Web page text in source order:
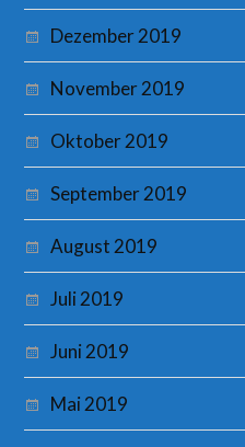
Dezember 2019
November 2019
Oktober 2019
September 2019
August 2019
Juli 2019
Juni 2019
Mai 2019